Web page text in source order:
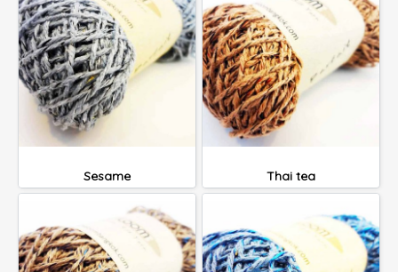
Sesame Thai tea